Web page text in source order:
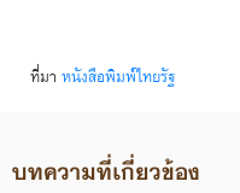
ที่มา หนังสือพิมพ์ไทยรัฐ
บทความที่เกี่ยวข้อง